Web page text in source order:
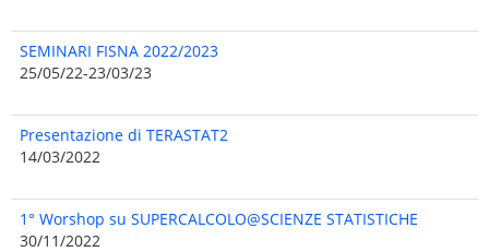
SEMINARI FISNA 2022/2023
25/05/22-23/03/23
Presentazione di TERASTAT2
14/03/2022
1° Worshop su SUPERCALCOLO@SCIENZE STATISTICHE
30/11/2022